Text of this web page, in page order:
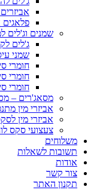
פלאגים
שמנים וג'לים
ג'לים
שמני
חומרי
חומרי
חומרי
מסאג'רים –
אביזרי מין
אביזרי מין
צעצועי סקס
משלוחים
תשובות לשאלות
אודות
צור קשר
תקנון האתר